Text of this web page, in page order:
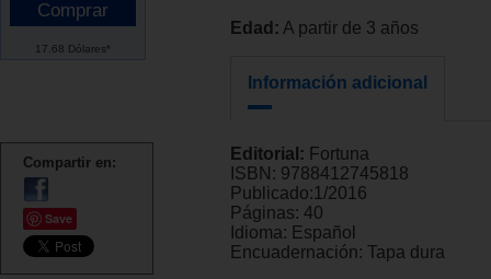
17.68 Dólares*
Compartir en:
Save
Edad: A partir de 3 años
Información adicional
Editorial: Fortuna
ISBN: 9788412745818
Publicado:1/2016
Páginas: 40
Idioma: Español
Encuadernación: Tapa dura